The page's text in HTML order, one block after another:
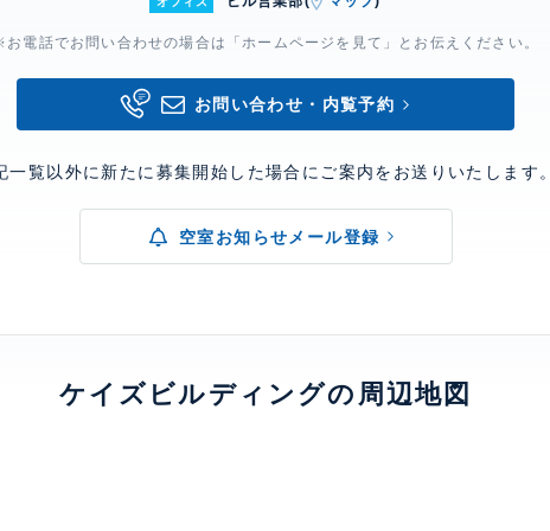
電話でお問い合わせの場合は「ホームページを見て」とお伝えください。
お問い合わせ・内覧予約
一覧以外に新たに募集開始した場合にご案内をお送りいたします。
空室お知らせメール登録
ケイズビルディングの周辺地図